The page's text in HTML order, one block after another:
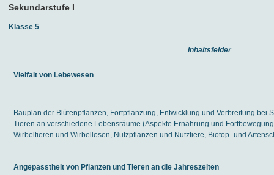
Sekundarstufe I
Klasse 5
Inhaltsfelder
Vielfalt von Lebewesen
Bauplan der Blütenpflanzen, Fortpflanzung, Entwicklung und Verbreitung bei
Tieren an verschiedene Lebensräume (Aspekte Ernährung und
Wirbeltieren und Wirbellosen, Nutzpflanzen und Nutztiere, Biotop- und
Angepasstheit von Pflanzen und Tieren an die Jahreszeiten